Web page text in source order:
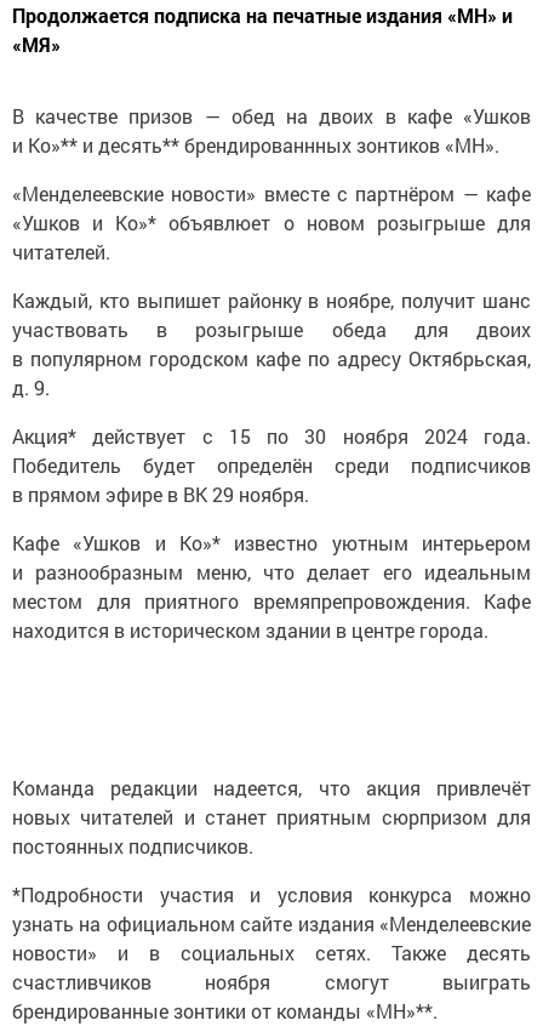
Продолжается подписка на печатные издания «МН» и
«МЯ»
В качестве призов — обед на двоих в кафе «Ушков
и Ко»** и десять** брендированнных зонтиков «МН».
«Менделеевские новости» вместе с партнёром — кафе
«Ушков и Ко»* объявлюет о новом розыгрыше для
читателей.
Каждый, кто выпишет районку в ноябре, получит шанс
участвовать в розыгрыше обеда для двоих
в популярном городском кафе по адресу Октябрьская,
д. 9.
Акция* действует с 15 по 30 ноября 2024 года.
Победитель будет определён среди подписчиков
в прямом эфире в ВК 29 ноября.
Кафе «Ушков и Ко»* известно уютным интерьером
и разнообразным меню, что делает его идеальным
местом для приятного времяпрепровождения. Кафе
находится в историческом здании в центре города.
Команда редакции надеется, что акция привлечёт
новых читателей и станет приятным сюрпризом для
постоянных подписчиков.
*Подробности участия и условия конкурса можно
узнать на официальном сайте издания «Менделеевские
новости» и в социальных сетях. Также десять
счастливчиков ноября смогут выиграть
брендированные зонтики от команды «МН»**.